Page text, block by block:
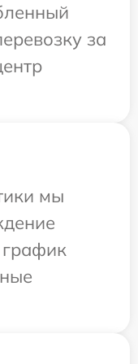
за
мы
график